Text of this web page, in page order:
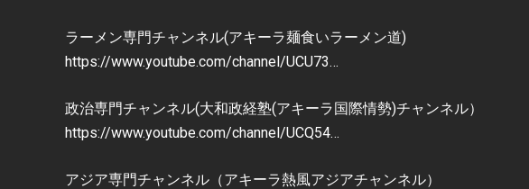
ラーメン専門チャンネル(アキーラ麺食いラーメン道)
https://www.youtube.com/channel/UCU73…
政治専門チャンネル(大和政経塾(アキーラ国際情勢)チャンネル）
https://www.youtube.com/channel/UCQ54…
アジア専門チャンネル（アキーラ熱風アジアチャンネル）